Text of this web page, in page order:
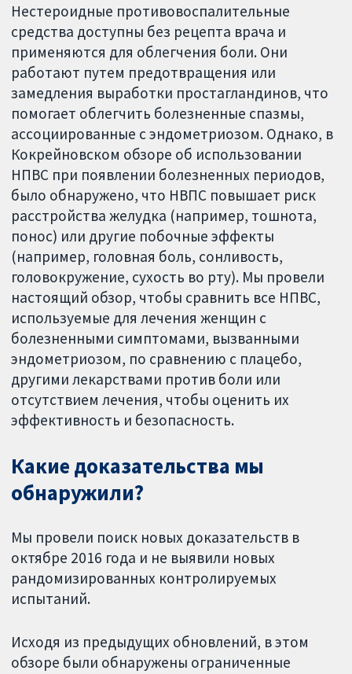
Нестероидные противовоспалительные
средства доступны без рецепта врача и
применяются для облегчения боли. Они
работают путем предотвращения или
замедления выработки простагландинов, что
помогает облегчить болезненные спазмы,
ассоциированные с эндометриозом. Однако, в
Кокрейновском обзоре об использовании
НПВС при появлении болезненных периодов,
было обнаружено, что НВПС повышает риск
расстройства желудка (например, тошнота,
понос) или другие побочные эффекты
(например, головная боль, сонливость,
головокружение, сухость во рту). Мы провели
настоящий обзор, чтобы сравнить все НПВС,
используемые для лечения женщин с
болезненными симптомами, вызванными
эндометриозом, по сравнению с плацебо,
другими лекарствами против боли или
отсутствием лечения, чтобы оценить их
эффективность и безопасность.
Какие доказательства мы
обнаружили?
Мы провели поиск новых доказательств в
октябре 2016 года и не выявили новых
рандомизированных контролируемых
испытаний.
Исходя из предыдущих обновлений, в этом
обзоре были обнаружены ограниченные